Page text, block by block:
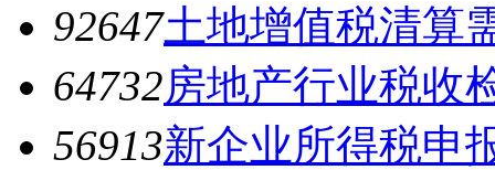
92647土地增值税清算
64732房地产行业税收
56913新企业所得税申